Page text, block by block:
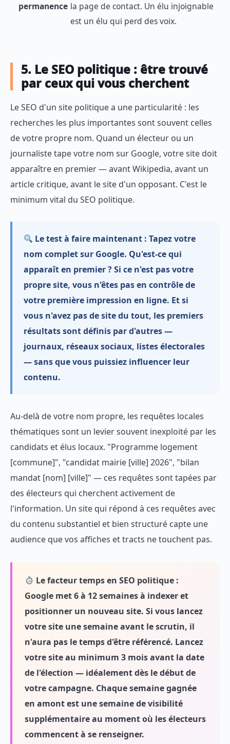
permanence la page de contact. Un élu injoignable
est un élu qui perd des voix.
5. Le SEO politique : être trouvé
par ceux qui vous cherchent
Le SEO d'un site politique a une particularité : les
recherches les plus importantes sont souvent celles
de votre propre nom. Quand un électeur ou un
journaliste tape votre nom sur Google, votre site doit
apparaître en premier — avant Wikipedia, avant un
article critique, avant le site d'un opposant. C'est le
minimum vital du SEO politique.
Le test à faire maintenant : Tapez votre
nom complet sur Google. Qu'est-ce qui
apparaît en premier ? Si ce n'est pas votre
propre site, vous n'êtes pas en contrôle de
votre première impression en ligne. Et si
vous n'avez pas de site du tout, les premiers
résultats sont définis par d'autres —
journaux, réseaux sociaux, listes électorales
— sans que vous puissiez influencer leur
contenu.
Au-delà de votre nom propre, les requêtes locales
thématiques sont un levier souvent inexploité par les
candidats et élus locaux. "Programme logement
[commune]", "candidat mairie [ville] 2026", "bilan
mandat [nom] [ville]" — ces requêtes sont tapées par
des électeurs qui cherchent activement de
l'information. Un site qui répond à ces requêtes avec
du contenu substantiel et bien structuré capte une
audience que vos affiches et tracts ne touchent pas.
Le facteur temps en SEO politique :
Google met 6 à 12 semaines à indexer et
positionner un nouveau site. Si vous lancez
votre site une semaine avant le scrutin, il
n'aura pas le temps d'être référencé. Lancez
votre site au minimum 3 mois avant la date
de l'élection — idéalement dès le début de
votre campagne. Chaque semaine gagnée
en amont est une semaine de visibilité
supplémentaire au moment où les électeurs
commencent à se renseigner.